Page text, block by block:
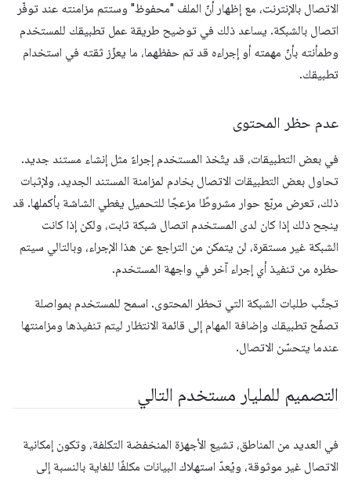
الاتصال بالإنترنت، مع إظهار أنّ الملف "محفوظ" وستتم مزامنته عند توفّر
اتصال بالشبكة. يساعد ذلك في توضيح طريقة عمل تطبيقك للمستخدم
وطمأنته بأنّ مهمته أو إجراءه قد تم حفظهما، ما يعزّز ثقته في استخدام
تطبيقك.
عدم حظر المحتوى
في بعض التطبيقات، قد يتّخذ المستخدم إجراءً مثل إنشاء مستند جديد.
تحاول بعض التطبيقات الاتصال بخادم لمزامنة المستند الجديد، ولإثبات
ذلك، تعرض مربّع حوار مشروطًا مزعجًا للتحميل يغطي الشاشة بأكملها. قد
ينجح ذلك إذا كان لدى المستخدم اتصال شبكة ثابت، ولكن إذا كانت
الشبكة غير مستقرة، لن يتمكن من التراجع عن هذا الإجراء، وبالتالي سيتم
حظره من تنفيذ أي إجراء آخر في واجهة المستخدم.
تجنَّب طلبات الشبكة التي تحظر المحتوى. اسمح للمستخدم بمواصلة
تصفّح تطبيقك وإضافة المهام إلى قائمة الانتظار ليتم تنفيذها ومزامنتها
عندما يتحسّن الاتصال.
التصميم للمليار مستخدم التالي
في العديد من المناطق، تشيع الأجهزة المنخفضة التكلفة، وتكون إمكانية
الاتصال غير موثوقة، ويُعدّ استهلاك البيانات مكلفًا للغاية بالنسبة إلى